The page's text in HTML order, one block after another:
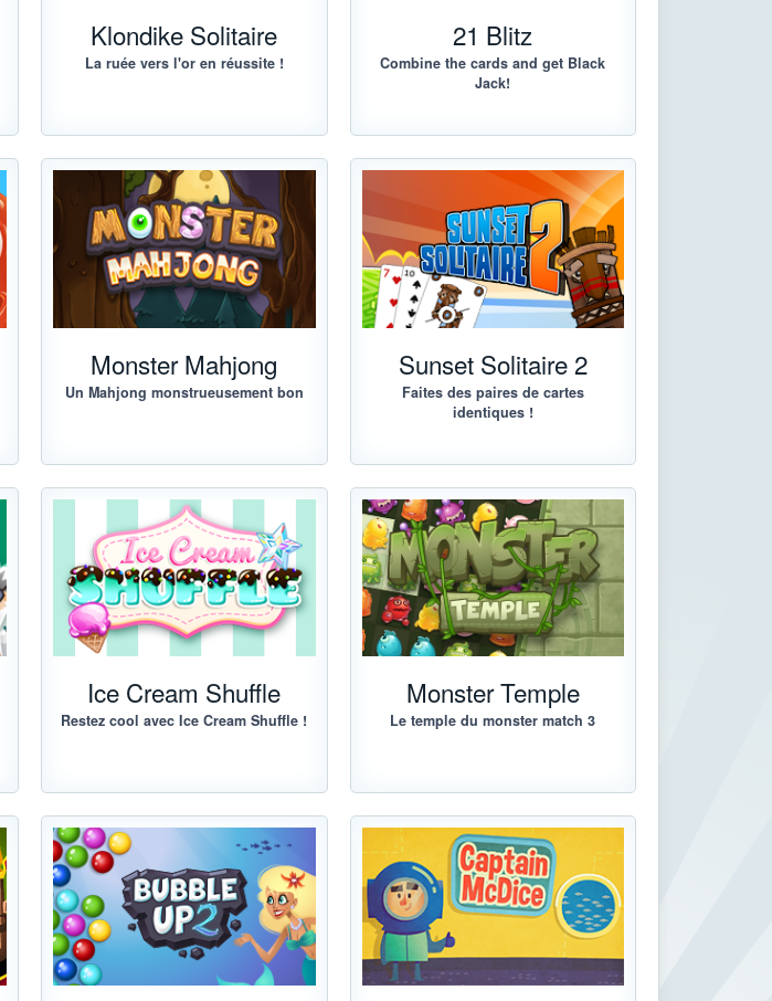
Klondike Solitaire
La ruée vers l'or en réussite !
21 Blitz
Combine the cards and get Black
Jack!
Monster Mahjong
Un Mahjong monstrueusement bon
Sunset Solitaire 2
Faites des paires de cartes
identiques !
Ice Cream Shuffle
Restez cool avec Ice Cream Shuffle !
Monster Temple
Le temple du monster match 3